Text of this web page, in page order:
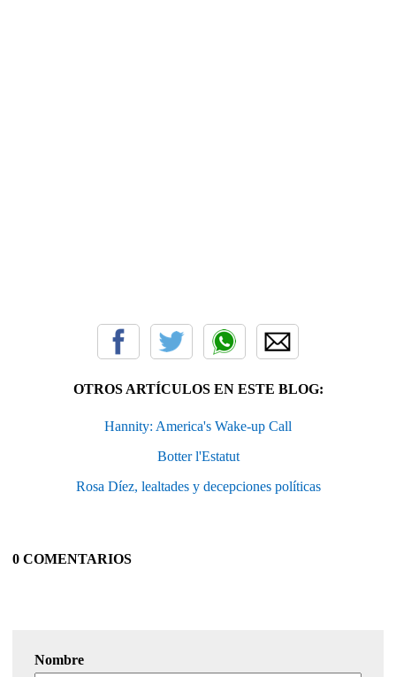
OTROS ARTÍCULOS EN ESTE BLOG:
Hannity: America's Wake-up Call
Botter l'Estatut
Rosa Díez, lealtades y decepciones políticas
0 COMENTARIOS
Nombre